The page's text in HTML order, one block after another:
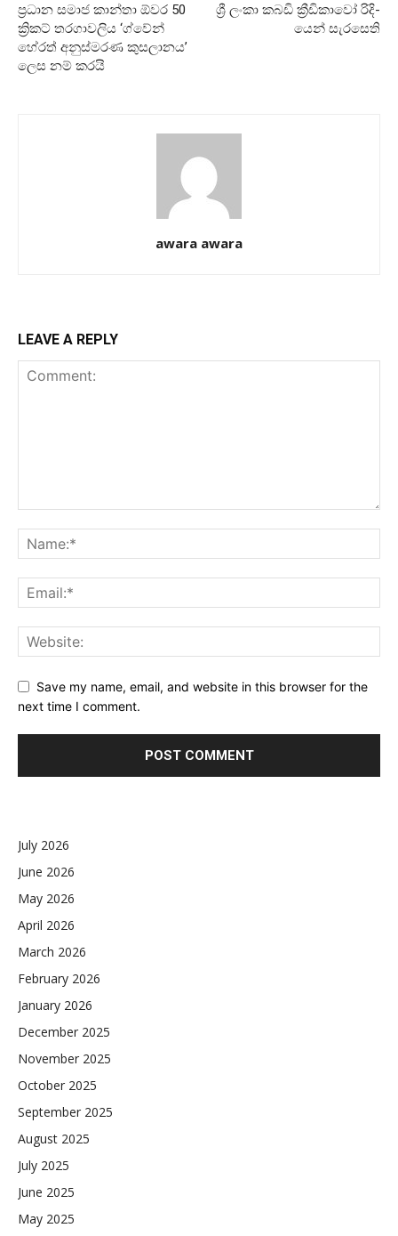
ප්‍රධාන සමාජ කාන්තා ඕවර 50
ක්‍රිකට් තරගාවලිය ‘ග්වේන්
හේරත් අනුස්මරණ කුසලානය’
ලෙස නම් කරයි
ශ්‍රී ලංකා කබඩි ක්‍රීඩි­කාවෝ රිදි­
යෙන් සැර­සෙති
awara awara
LEAVE A REPLY
Save my name, email, and website in this browser for the
next time I comment.
July 2026
June 2026
May 2026
April 2026
March 2026
February 2026
January 2026
December 2025
November 2025
October 2025
September 2025
August 2025
July 2025
June 2025
May 2025